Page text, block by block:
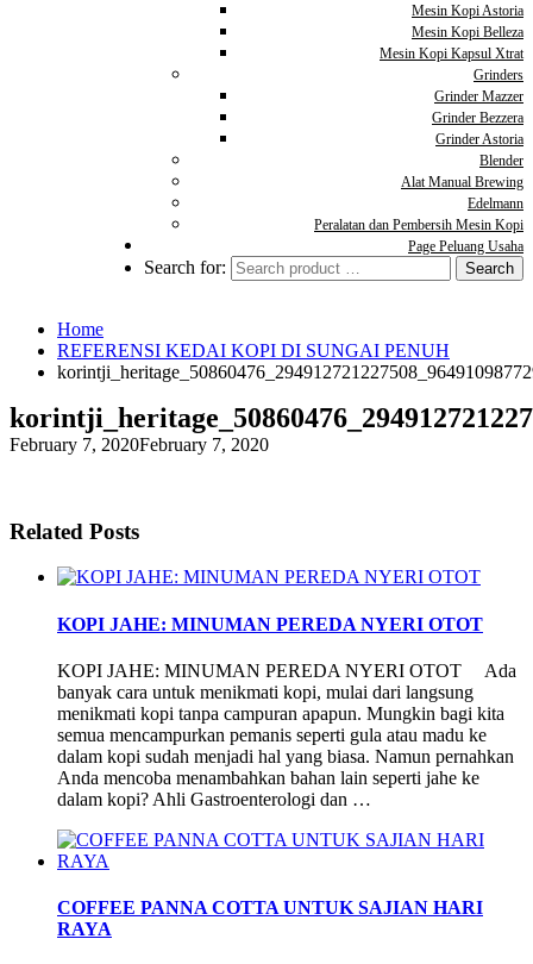
Mesin Kopi Astoria
Mesin Kopi Belleza
Mesin Kopi Kapsul Xtrat
Grinders
Grinder Mazzer
Grinder Bezzera
Grinder Astoria
Blender
Alat Manual Brewing
Edelmann
Peralatan dan Pembersih Mesin Kopi
Page Peluang Usaha
Search for:
Home
REFERENSI KEDAI KOPI DI SUNGAI PENUH
February 7, 2020February 7, 2020
Related Posts
KOPI JAHE: MINUMAN PEREDA NYERI OTOT
KOPI JAHE: MINUMAN PEREDA NYERI OTOT Ada
banyak cara untuk menikmati kopi, mulai dari langsung
menikmati kopi tanpa campuran apapun. Mungkin bagi kita
semua mencampurkan pemanis seperti gula atau madu ke
dalam kopi sudah menjadi hal yang biasa. Namun pernahkan
Anda mencoba menambahkan bahan lain seperti jahe ke
dalam kopi? Ahli Gastroenterologi dan …
COFFEE PANNA COTTA UNTUK SAJIAN HARI
RAYA